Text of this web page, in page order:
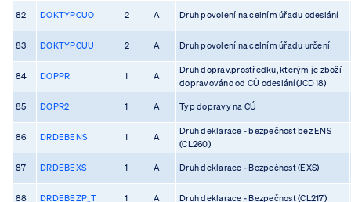
82 DOKTYPCUO 2 A Druh povolení na celním úřadu odeslání
83 DOKTYPCUU 2 A Druh povolení na celním úřadu určení
84 DOPPR 1 A
Druh doprav.prostředku, kterým je zboží
dopravováno od CÚ odeslání(JCD18)
85 DOPR2 1 A Typ dopravy na CÚ
86 DRDEBENS 1 A
Druh deklarace - bezpečnost bez ENS
(CL260)
87 DRDEBEXS 1 A Druh deklarace - Bezpečnost (EXS)
88 DRDEBEZP_T 1 A Druh deklarace - Bezpečnost (CL217)